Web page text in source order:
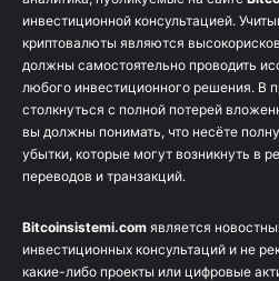
инвестиционной консультацией.
криптовалюты являются
должны самостоятельно проводить
любого инвестиционного решения. В
столкнуться с полной потерей
вы должны понимать, что несёте
убытки, которые могут возникнуть в
переводов и транзакций.
Bitcoinsistemi.com является
инвестиционных консультаций и не
какие-либо проекты или цифровые